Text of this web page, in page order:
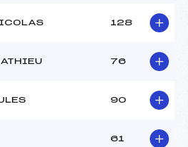
128
76
90
61